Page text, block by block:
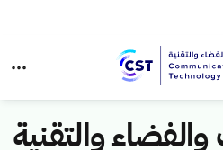
والتقنية